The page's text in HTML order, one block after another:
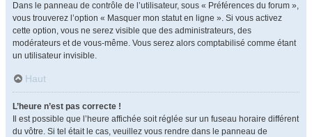
Dans le panneau de contrôle de l’utilisateur, sous « Préférences du forum »,
vous trouverez l’option « Masquer mon statut en ligne ». Si vous activez
cette option, vous ne serez visible que des administrateurs, des
modérateurs et de vous-même. Vous serez alors comptabilisé comme étant
un utilisateur invisible.
Haut
L’heure n’est pas correcte !
Il est possible que l’heure affichée soit réglée sur un fuseau horaire différent
du vôtre. Si tel était le cas, veuillez vous rendre dans le panneau de